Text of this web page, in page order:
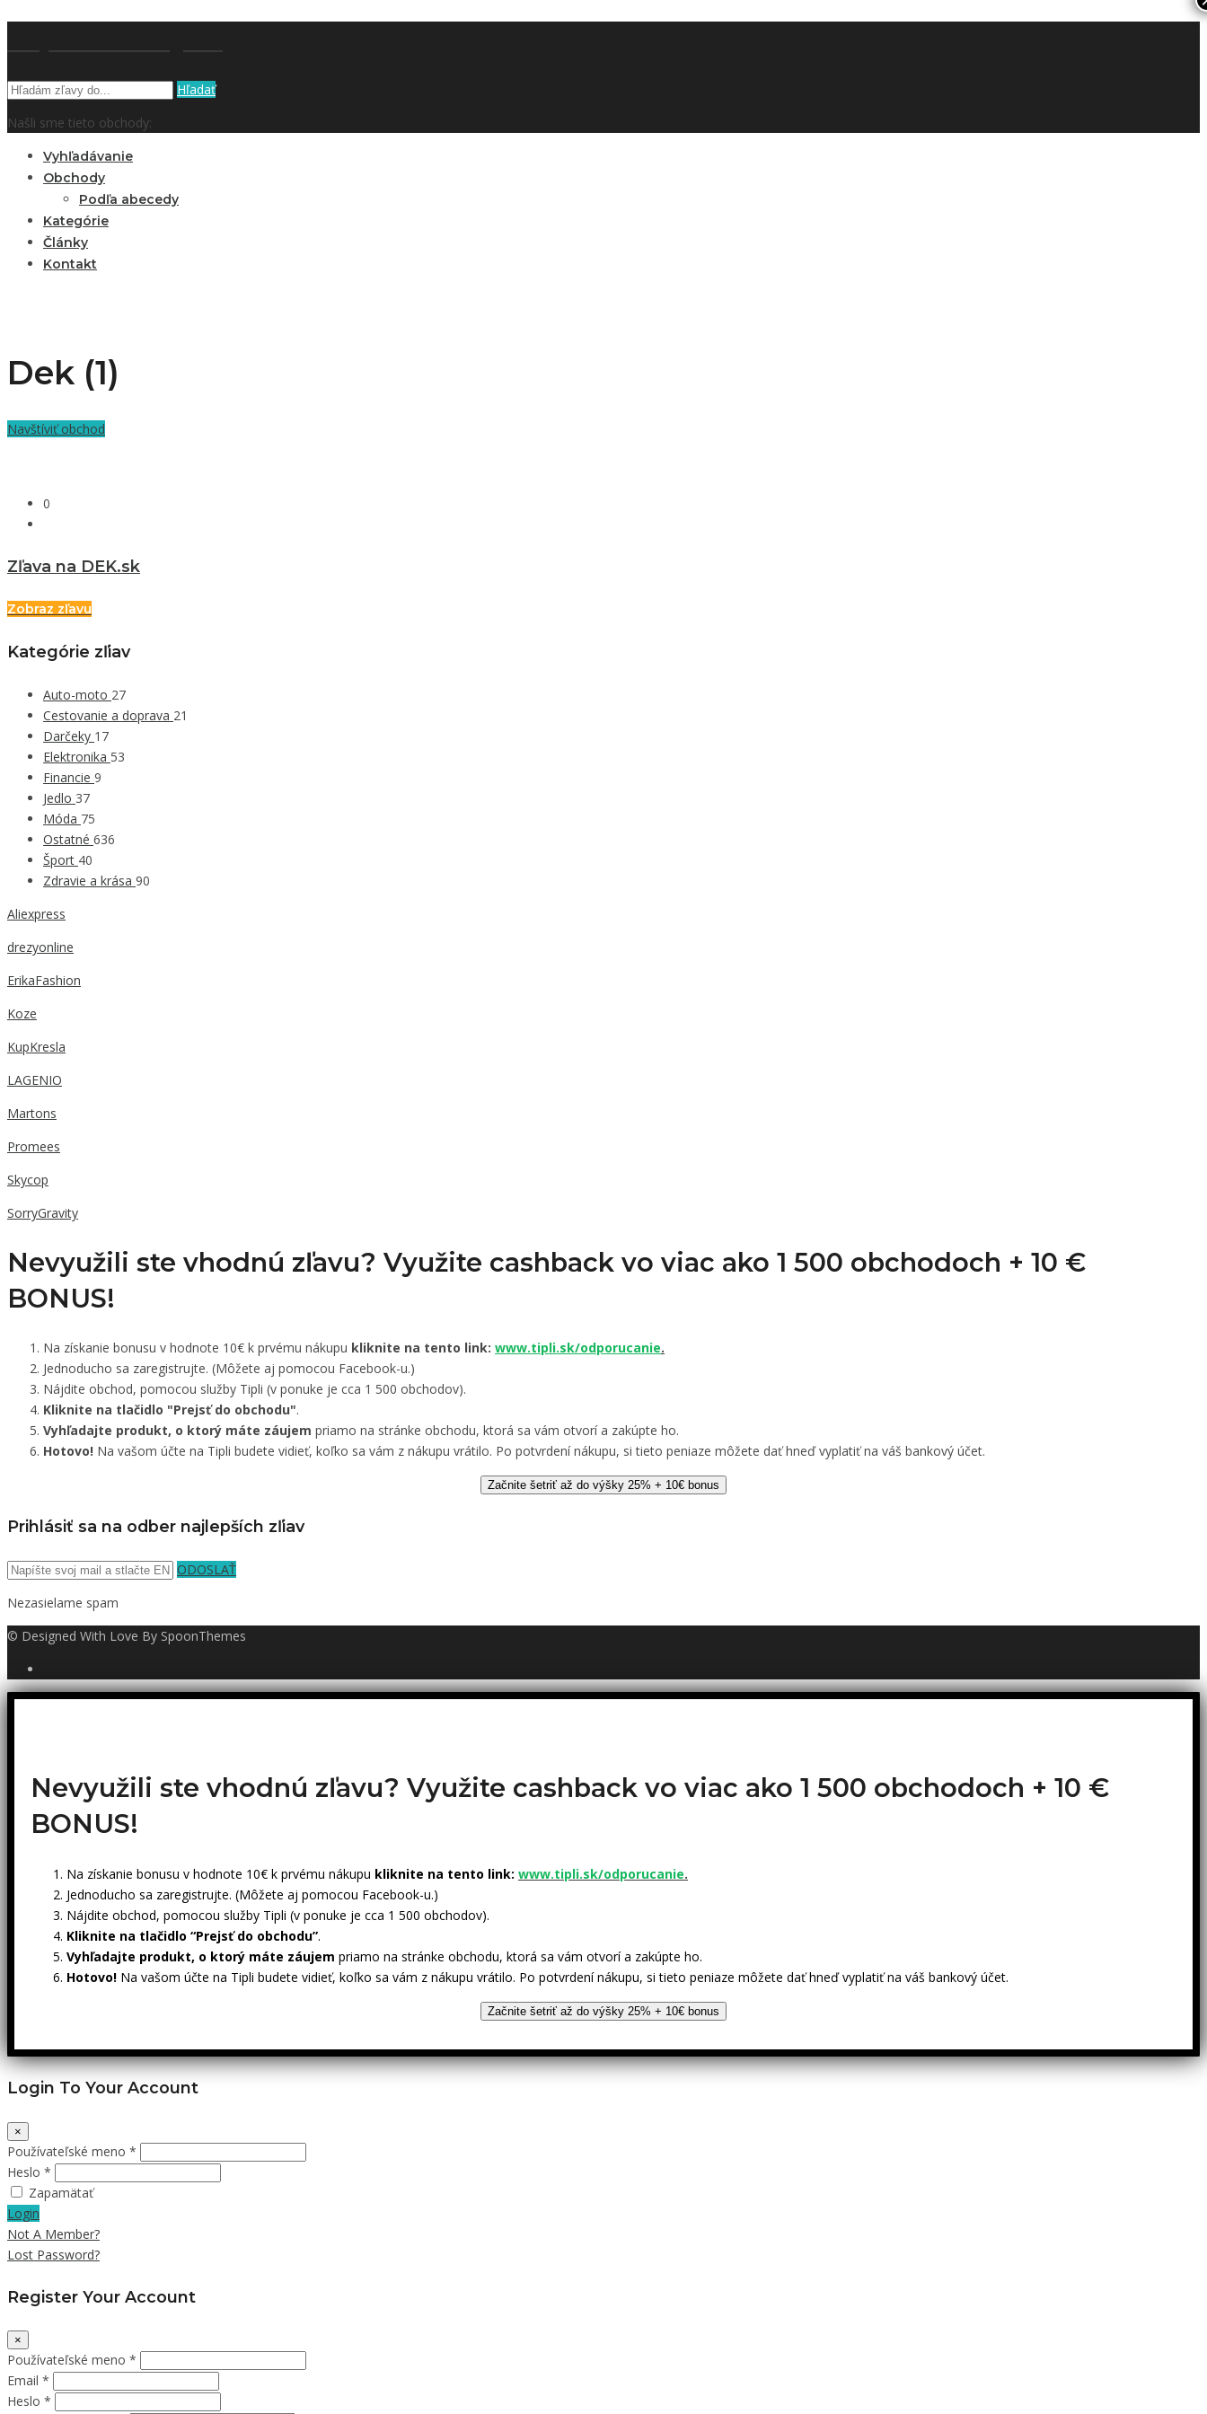
Hľadať
Našli sme tieto obchody:
Vyhľadávanie
Obchody
Podľa abecedy
Kategórie
Články
Kontakt
Dek (1)
Navštíviť obchod
0
Zľava na DEK.sk
Zobraz zľavu
Kategórie zľiav
Auto-moto 27
Cestovanie a doprava 21
Darčeky 17
Elektronika 53
Financie 9
Jedlo 37
Móda 75
Ostatné 636
Šport 40
Zdravie a krása 90
Aliexpress
drezyonline
ErikaFashion
Koze
KupKresla
LAGENIO
Martons
Promees
Skycop
SorryGravity
Nevyužili ste vhodnú zľavu? Využite cashback vo viac ako 1 500 obchodoch + 10 €
BONUS!
Na získanie bonusu v hodnote 10€ k prvému nákupu kliknite na tento link: www.tipli.sk/odporucanie.
Jednoducho sa zaregistrujte. (Môžete aj pomocou Facebook-u.)
Nájdite obchod, pomocou služby Tipli (v ponuke je cca 1 500 obchodov).
Kliknite na tlačidlo "Prejsť do obchodu".
Vyhľadajte produkt, o ktorý máte záujem priamo na stránke obchodu, ktorá sa vám otvorí a zakúpte ho.
Hotovo! Na vašom účte na Tipli budete vidieť, koľko sa vám z nákupu vrátilo. Po potvrdení nákupu, si tieto peniaze môžete dať hneď vyplatiť na váš bankový účet.
Začnite šetriť až do výšky 25% + 10€ bonus
Prihlásiť sa na odber najlepších zľiav
ODOSLAŤ
Nezasielame spam
© Designed With Love By SpoonThemes
Nevyužili ste vhodnú zľavu? Využite cashback vo viac ako 1 500 obchodoch + 10 €
BONUS!
Na získanie bonusu v hodnote 10€ k prvému nákupu kliknite na tento link: www.tipli.sk/odporucanie.
Jednoducho sa zaregistrujte. (Môžete aj pomocou Facebook-u.)
Nájdite obchod, pomocou služby Tipli (v ponuke je cca 1 500 obchodov).
Kliknite na tlačidlo “Prejsť do obchodu”.
Vyhľadajte produkt, o ktorý máte záujem priamo na stránke obchodu, ktorá sa vám otvorí a zakúpte ho.
Hotovo! Na vašom účte na Tipli budete vidieť, koľko sa vám z nákupu vrátilo. Po potvrdení nákupu, si tieto peniaze môžete dať hneď vyplatiť na váš bankový účet.
Začnite šetriť až do výšky 25% + 10€ bonus
Login To Your Account
×
Používateľské meno *
Heslo *
Zapamätať
Login
Not A Member?
Lost Password?
Register Your Account
×
Používateľské meno *
Email *
Heslo *